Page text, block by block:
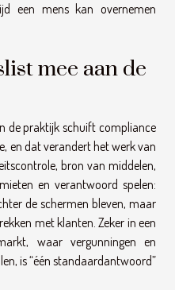
een mens kan overnemen
mee aan de
de praktijk schuift compliance
en dat verandert het werk van
bron van middelen,
en verantwoord spelen:
de schermen bleven, maar
met klanten. Zeker in een
waar vergunningen en
is “één standaardantwoord”